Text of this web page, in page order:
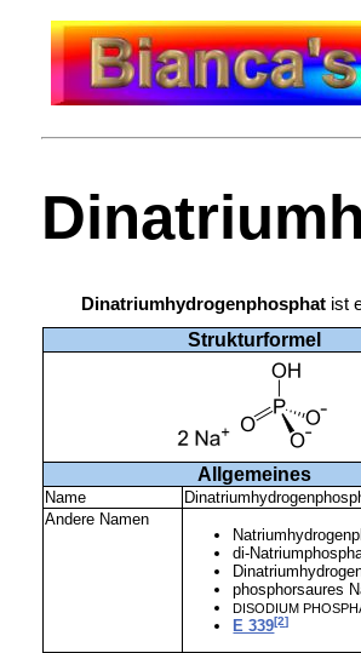
Dinatriumhydrogenphosphatist
Strukturformel
Allgemeines
Name
Andere Namen
di-
phosphorsaures
DISODIUM
E 339[2]